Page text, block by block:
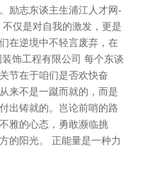
励志东谈主生浦江人才网-
仅是对自我的激发，更是
在逆境中不轻言废弃，在
饰工程有限公司 每个东谈
节在于咱们是否欢快奋
来不是一蹴而就的，而是
出铸就的。岂论前哨的路
雅的心态，勇敢濒临挑
的阳光。 正能量是一种力